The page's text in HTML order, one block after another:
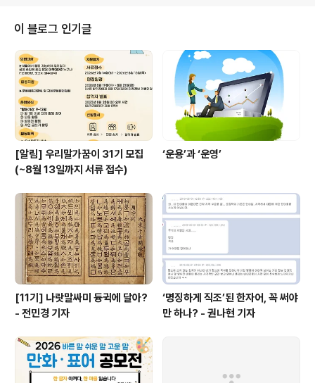
을 많이 했습니다. 2021년에 다들 건강하시고 행복하소!!
이 블로그 인기글
[알림] 우리말가꿈이 31기 모집
(~8월 13일까지 서류 접수)
‘운용’과 ‘운영’
[11기] 나랏말싸미 듕귁에 달아?
- 전민경 기자
‘명징하게 직조’된 한자어, 꼭 써야
만 하나? - 권나현 기자